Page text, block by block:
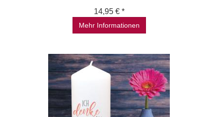
14,95 € *
Mehr Informationen